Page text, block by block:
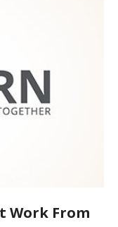
Work From